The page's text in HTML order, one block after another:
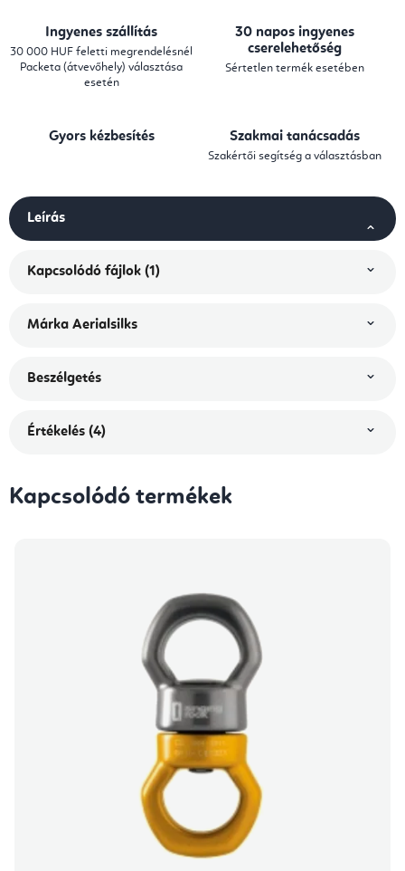
Ingyenes szállítás
30 000 HUF feletti megrendelésnél
Packeta (átvevőhely) választása
esetén
30 napos ingyenes
cserelehetőség
Sértetlen termék esetében
Gyors kézbesítés Szakmai tanácsadás
Szakértői segítség a választásban
Leírás
Kapcsolódó fájlok (1)
Márka Aerialsilks
Beszélgetés
Értékelés (4)
Kapcsolódó termékek